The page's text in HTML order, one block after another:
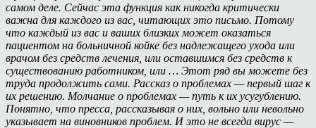
самом деле. Сейчас эта функция как никогда критически
важна для каждого из вас, читающих это письмо. Потому
что каждый из вас и ваших близких может оказаться
пациентом на больничной койке без надлежащего ухода или
врачом без средств лечения, или оставшимся без средств к
существованию работником, или … Этот ряд вы можете без
труда продолжить сами. Рассказ о проблемах — первый шаг к
их решению. Молчание о проблемах — путь к их усугублению.
Понятно, что пресса, рассказывая о них, вольно или невольно
указывает на виновников проблем. И это не всегда вирус —